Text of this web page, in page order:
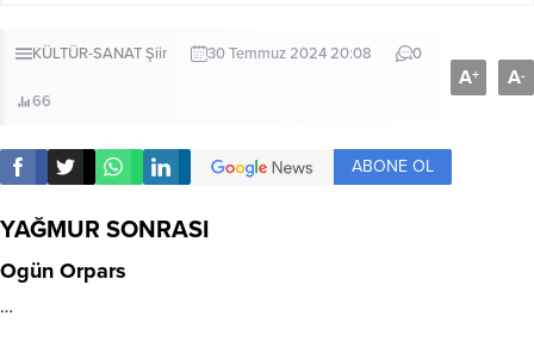
KÜLTÜR-SANATŞiir 30 Temmuz 2024 20:08 0
66
A+ A-
ABONE OL
YAĞMUR SONRASI
Ogün Orpars
…